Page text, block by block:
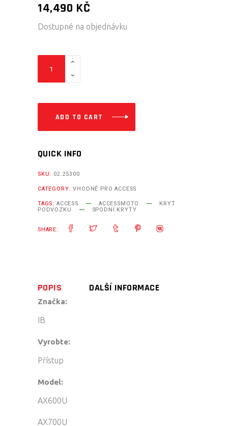
14,490 KČ
Dostupné na objednávku
Kompletní
desky
(hliník)
Access
quantity
ADD TO CART
QUICK INFO
SKU: 02.25300
CATEGORY:VHODNÉ PRO ACCESS
TAGS: ACCESS ACCESSMOTO KRYT
PODVOZKU SPODNÍ KRYTY
SHARE:
POPIS DALŠÍ INFORMACE
Značka:
IB
Vyrobte:
Přístup
Model:
AX600U
AX700U